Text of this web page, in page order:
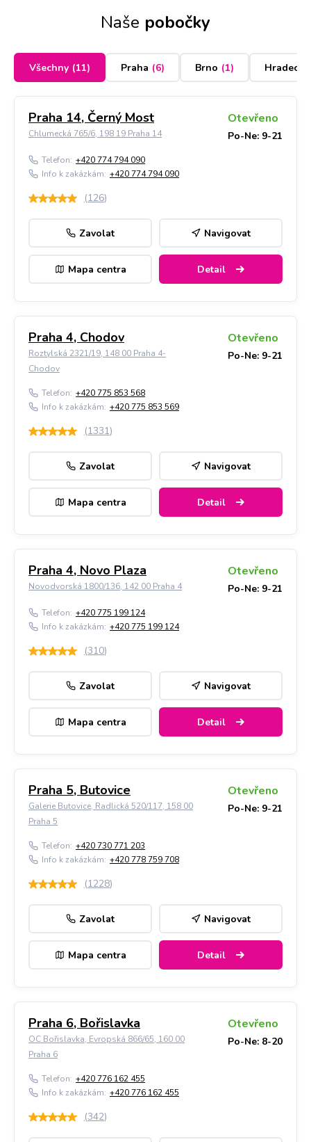
Naše pobočky
Všechny (11) Praha (6) Brno (1) Hradec
Praha 14, Černý Most
Chlumecká 765/6, 198 19 Praha 14
Otevřeno
Po-Ne: 9-21
Telefon: +420 774 794 090
Info k zakázkám: +420 774 794 090
(126)
Zavolat Navigovat
Mapa centra Detail
Praha 4, Chodov
Roztylská 2321/19, 148 00 Praha 4-
Chodov
Otevřeno
Po-Ne: 9-21
Telefon: +420 775 853 568
Info k zakázkám: +420 775 853 569
(1331)
Zavolat Navigovat
Mapa centra Detail
Praha 4, Novo Plaza
Novodvorská 1800/136, 142 00 Praha 4
Otevřeno
Po-Ne: 9-21
Telefon: +420 775 199 124
Info k zakázkám: +420 775 199 124
(310)
Zavolat Navigovat
Mapa centra Detail
Praha 5, Butovice
Galerie Butovice, Radlická 520/117, 158 00
Praha 5
Otevřeno
Po-Ne: 9-21
Telefon: +420 730 771 203
Info k zakázkám: +420 778 759 708
(1228)
Zavolat Navigovat
Mapa centra Detail
Praha 6, Bořislavka
OC Bořislavka, Evropská 866/65, 160 00
Praha 6
Otevřeno
Po-Ne: 8-20
Telefon: +420 776 162 455
Info k zakázkám: +420 776 162 455
(342)